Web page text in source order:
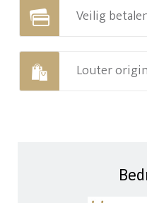
Veilig
Louter